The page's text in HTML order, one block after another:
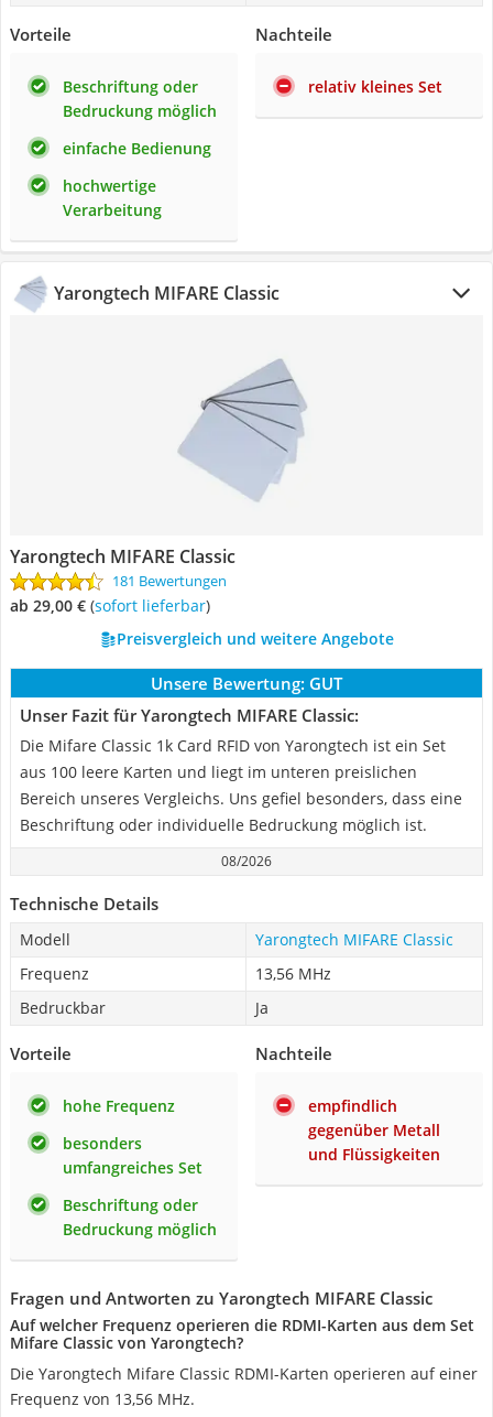
Vorteile
Beschriftung oder
Bedruckung möglich
einfache Bedienung
hochwertige
Verarbeitung
Nachteile
relativ kleines Set
Yarongtech MIFARE Classic
Yarongtech MIFARE Classic
181 Bewertungen
ab 29,00 € ( Sofort lieferbar)
Preisvergleich und weitere Angebote
Unsere Bewertung: GUT
Unser Fazit für Yarongtech MIFARE Classic:
Die Mifare Classic 1k Card RFID von Yarongtech ist ein Set
aus 100 leere Karten und liegt im unteren preislichen
Bereich unseres Vergleichs. Uns gefiel besonders, dass eine
Beschriftung oder individuelle Bedruckung möglich ist.
08/2026
Technische Details
Modell
Yarongtech MIFARE Classic
Frequenz
13,56 MHz
Bedruckbar
Ja
Vorteile
hohe Frequenz
besonders
umfangreiches Set
Beschriftung oder
Bedruckung möglich
Nachteile
empfindlich
gegenüber Metall
und Flüssigkeiten
Fragen und Antworten zu Yarongtech MIFARE Classic
Auf welcher Frequenz operieren die RDMI-Karten aus dem Set
Mifare Classic von Yarongtech?
Die Yarongtech Mifare Classic RDMI-Karten operieren auf einer
Frequenz von 13,56 MHz.